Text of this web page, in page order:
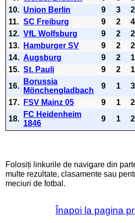
10. Union Berlin 9 3 2
11. SC Freiburg 9 2 4
12. VfL Wolfsburg 9 2 2
13.
Hamburger SV 9 2 2
14. Augsburg 9 2 1
15. St. Pauli 9 2 1
16.
Borussia
Mönchengladbach
9 1 3
17.
FSV Mainz 05 9 1 2
18.
FC Heidenheim
1846
9 1 2
Folosiți linkurile de navigare din
multe rezultate, clasamente sau
meciuri de fotbal.
Înapoi la pagina